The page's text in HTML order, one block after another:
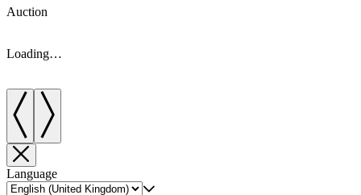
Auction
Loading…
Language